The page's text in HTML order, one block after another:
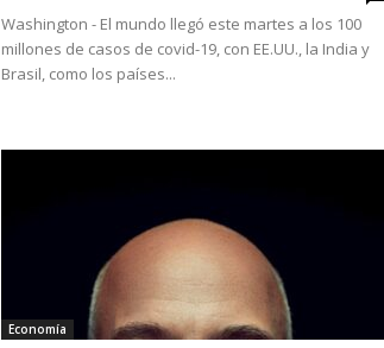
Washington - El mundo llegó este martes a los 100
millones de casos de covid-19, con EE.UU., la India y
Brasil, como los países...
Economía